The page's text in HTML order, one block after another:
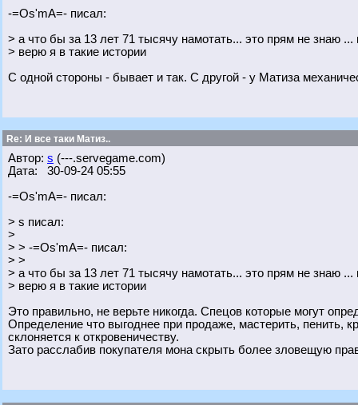
-=Os'mA=- писал:
> а что бы за 13 лет 71 тысячу намотать... это прям не знаю ...
> верю я в такие истории
С одной стороны - бывает и так. С другой - у Матиза
Re: И все таки Матиз..
Автор: s (---.servegame.com)
Дата: 30-09-24 05:55
-=Os'mA=- писал:
> s писал:
>
> > -=Os'mA=- писал:
> >
> а что бы за 13 лет 71 тысячу намотать... это прям не знаю ...
> верю я в такие истории
Это правильно, не верьте никогда. Спецов которые могут
Определение что выгоднее при продаже, мастерить, пенить,
склоняется к откровеничеству.
Зато расслабив покупателя мона скрыть более зловещую